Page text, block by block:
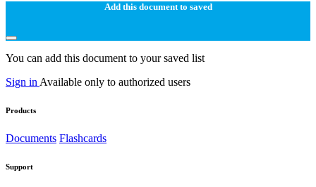
Add this document to saved
You can add this document to your saved list
Sign in Available only to authorized users
Products
Documents Flashcards
Support